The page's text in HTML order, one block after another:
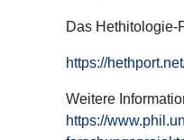
Das Hethitologie-
https://
Weitere
https://